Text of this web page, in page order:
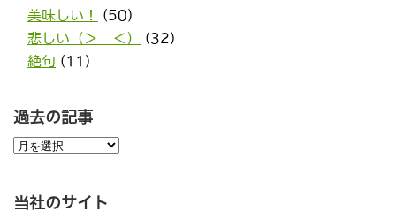
美味しい！
(50)
悲しい（＞＿＜）
(32)
絶句 (11)
過去の記事
過
去
事
当社のサイト